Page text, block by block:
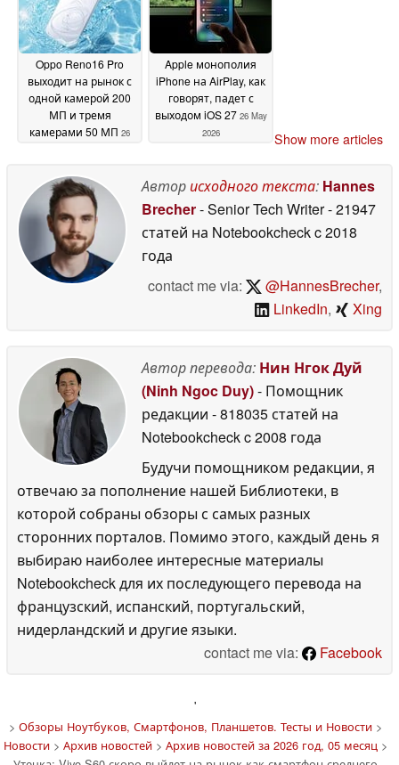
Oppo Reno16 Pro
выходит на рынок с
одной камерой 200
МП и тремя
камерами 50 МП 26
Apple монополия
iPhone на AirPlay, как
говорят, падет с
выходом iOS 27 26 May
2026
Show more articles
Авторисходного текста: Hannes
Brecher- Senior Tech Writer- 21947
статей на Notebookcheckc 2018
года
contact me via:
@HannesBrecher,
LinkedIn, Xing
Автор перевода: Нин Нгок Дуй
(Ninh Ngoc Duy)- Помощник
редакции - 818035 статей на
Notebookcheckc 2008 года
Будучи помощником редакции, я
отвечаю за пополнение нашей Библиотеки, в
которой собраны обзоры с самых разных
сторонних порталов. Помимо этого, каждый день я
выбираю наиболее интересные материалы
Notebookcheck для их последующего перевода на
французский, испанский, португальский,
нидерландский и другие языки.
contact me via:
Facebook
'
> Обзоры Ноутбуков, Смартфонов, Планшетов. Тесты и Новости>
Новости> Архив новостей> Архив новостей за 2026 год, 05 месяц >